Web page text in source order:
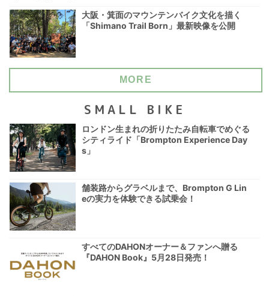
大阪・箕面のマウンテンバイク文化を描く
「Shimano Trail Born」最新映像を公開
MORE
SMALL BIKE
ロンドン生まれの折りたたみ自転車でめぐる
シティライド「Brompton Experience Day
s」
舗装路からグラベルまで、Brompton G Lin
eの実力を体験できる試乗会！
すべてのDAHONオーナー＆ファンへ贈る
『DAHON Book』5月28日発売！